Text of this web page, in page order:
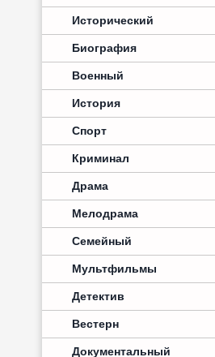
Исторический
Биография
Военный
История
Спорт
Криминал
Драма
Мелодрама
Семейный
Мультфильмы
Детектив
Вестерн
Документальный